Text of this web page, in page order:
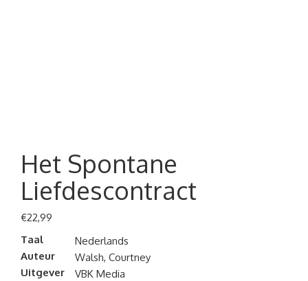
Het Spontane
Liefdescontract
€22,99
Taal
Nederlands
Auteur
Walsh, Courtney
Uitgever
VBK Media